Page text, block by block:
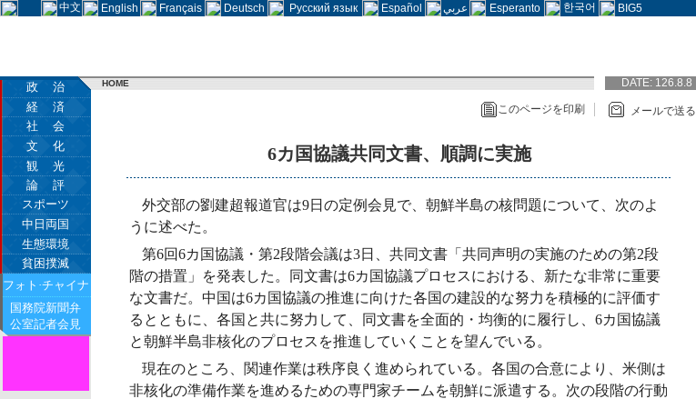
中文 English Français Deutsch Русский язык Español عربي Esperanto 한국어 BIG5
政 治
経 済
社 会
文 化
観 光
論 評
スポーツ
中日両国
生態環境
貧困撲滅
フォト·チャイナ
国務院新聞弁
公室記者会見
HOME DATE: 126.8.8
このページを印刷 メールで送る
6カ国協議共同文書、順調に実施
外交部の劉建超報道官は9日の定例会見で、朝鮮半島の核問題について、次のよ
うに述べた。
第6回6カ国協議・第2段階会議は3日、共同文書「共同声明の実施のための第2段
階の措置」を発表した。同文書は6カ国協議プロセスにおける、新たな非常に重要
な文書だ。中国は6カ国協議の推進に向けた各国の建設的な努力を積極的に評価す
るとともに、各国と共に努力して、同文書を全面的・均衡的に履行し、6カ国協議
と朝鮮半島非核化のプロセスを推進していくことを望んでいる。
現在のところ、関連作業は秩序良く進められている。各国の合意により、米側は
非核化の準備作業を進めるための専門家チームを朝鮮に派遣する。次の段階の行動